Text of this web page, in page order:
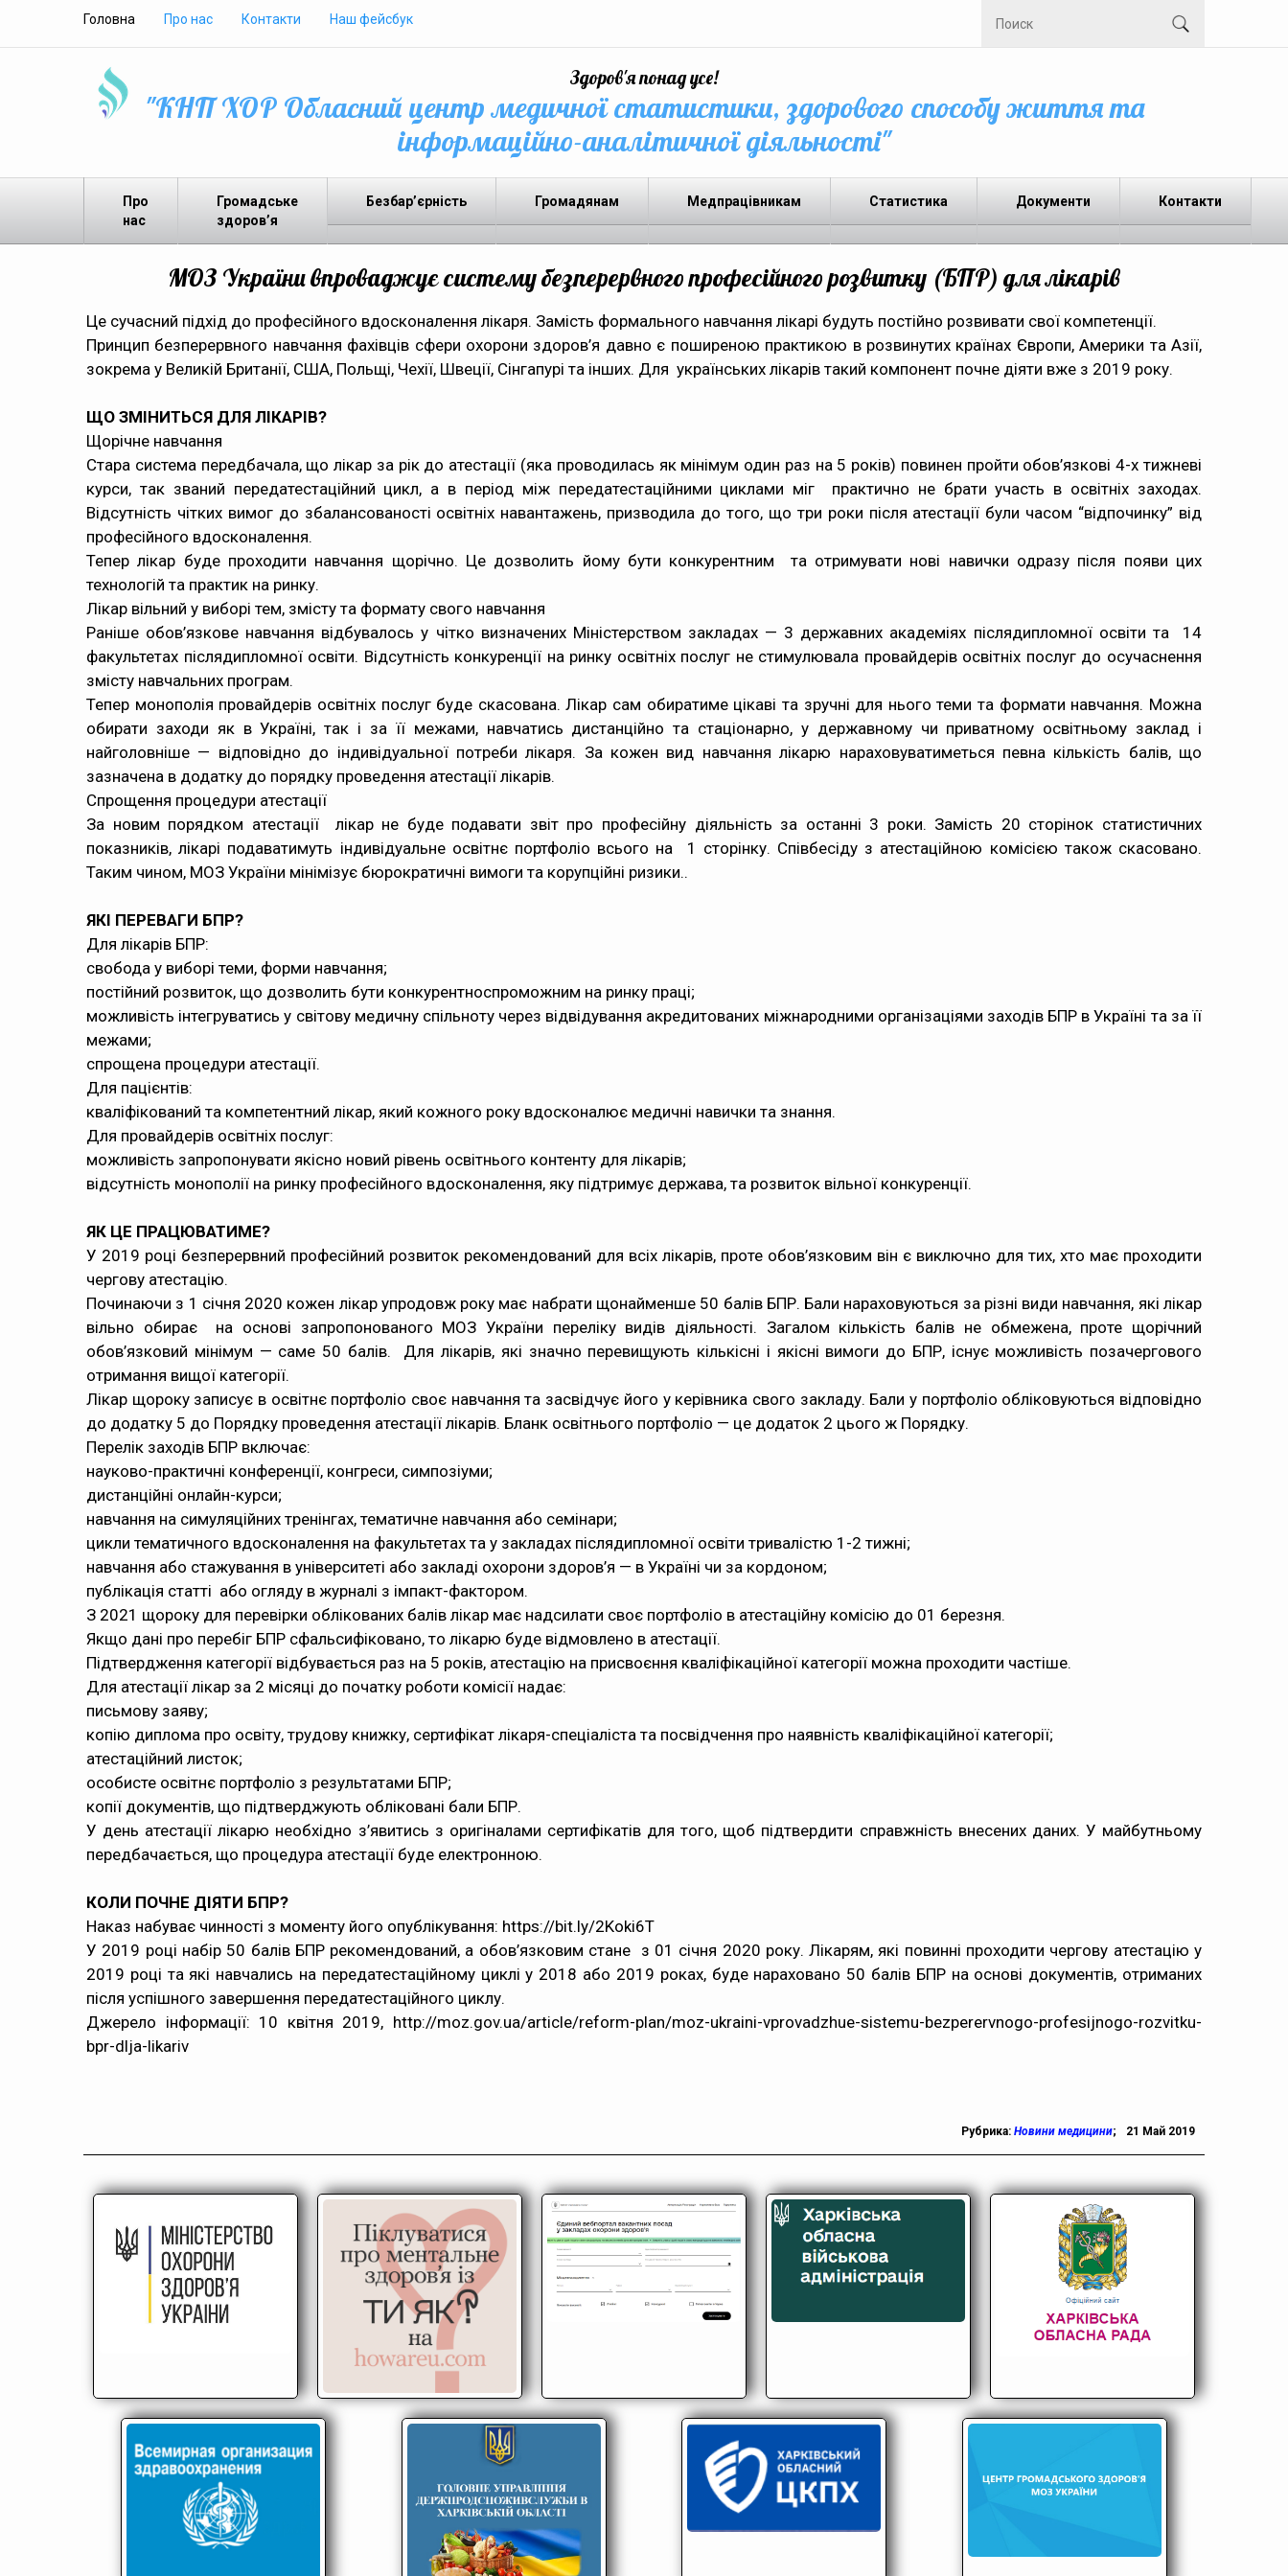
Головна Про нас Контакти Наш фейсбук
Здоров'я понад усе!
"КНП ХОР Обласний центр медичної статистики, здорового способу життя та
інформаційно-аналітичної діяльності"
Про
нас
Громадське
здоров’я
Безбар’єрність Громадянам Медпрацівникам Статистика Документи Контакти
МОЗ України впроваджує систему безперервного професійного розвитку (БПР) для лікарів
Це сучасний підхід до професійного вдосконалення лікаря. Замість формального навчання лікарі будуть постійно розвивати свої компетенції.
Принцип безперервного навчання фахівців сфери охорони здоров’я давно є поширеною практикою в розвинутих країнах Європи, Америки та Азії,
зокрема у Великій Британії, США, Польщі, Чехії, Швеції, Сінгапурі та інших. Для українських лікарів такий компонент почне діяти вже з 2019 року.
ЩО ЗМІНИТЬСЯ ДЛЯ ЛІКАРІВ?
Щорічне навчання
Стара система передбачала, що лікар за рік до атестації (яка проводилась як мінімум один раз на 5 років) повинен пройти обов’язкові 4-х тижневі
курси, так званий передатестаційний цикл, а в період між передатестаційними циклами міг практично не брати участь в освітніх заходах.
Відсутність чітких вимог до збалансованості освітніх навантажень, призводила до того, що три роки після атестації були часом “відпочинку” від
професійного вдосконалення.
Тепер лікар буде проходити навчання щорічно. Це дозволить йому бути конкурентним та отримувати нові навички одразу після появи цих
технологій та практик на ринку.
Лікар вільний у виборі тем, змісту та формату свого навчання
Раніше обов’язкове навчання відбувалось у чітко визначених Міністерством закладах — 3 державних академіях післядипломної освіти та 14
факультетах післядипломної освіти. Відсутність конкуренції на ринку освітніх послуг не стимулювала провайдерів освітніх послуг до осучаснення
змісту навчальних програм.
Тепер монополія провайдерів освітніх послуг буде скасована. Лікар сам обиратиме цікаві та зручні для нього теми та формати навчання. Можна
обирати заходи як в Україні, так і за її межами, навчатись дистанційно та стаціонарно, у державному чи приватному освітньому заклад і
найголовніше — відповідно до індивідуальної потреби лікаря. За кожен вид навчання лікарю нараховуватиметься певна кількість балів, що
зазначена в додатку до порядку проведення атестації лікарів.
Спрощення процедури атестації
За новим порядком атестації лікар не буде подавати звіт про професійну діяльність за останні 3 роки. Замість 20 сторінок статистичних
показників, лікарі подаватимуть індивідуальне освітнє портфоліо всього на 1 сторінку. Співбесіду з атестаційною комісією також скасовано.
Таким чином, МОЗ України мінімізує бюрократичні вимоги та корупційні ризики..
ЯКІ ПЕРЕВАГИ БПР?
Для лікарів БПР:
свобода у виборі теми, форми навчання;
постійний розвиток, що дозволить бути конкурентноспроможним на ринку праці;
можливість інтегруватись у світову медичну спільноту через відвідування акредитованих міжнародними організаціями заходів БПР в Україні та за її
межами;
спрощена процедури атестації.
Для пацієнтів:
кваліфікований та компетентний лікар, який кожного року вдосконалює медичні навички та знання.
Для провайдерів освітніх послуг:
можливість запропонувати якісно новий рівень освітнього контенту для лікарів;
відсутність монополії на ринку професійного вдосконалення, яку підтримує держава, та розвиток вільної конкуренції.
ЯК ЦЕ ПРАЦЮВАТИМЕ?
У 2019 році безперервний професійний розвиток рекомендований для всіх лікарів, проте обов’язковим він є виключно для тих, хто має проходити
чергову атестацію.
Починаючи з 1 січня 2020 кожен лікар упродовж року має набрати щонайменше 50 балів БПР. Бали нараховуються за різні види навчання, які лікар
вільно обирає на основі запропонованого МОЗ України переліку видів діяльності. Загалом кількість балів не обмежена, проте щорічний
обов’язковий мінімум — саме 50 балів. Для лікарів, які значно перевищують кількісні і якісні вимоги до БПР, існує можливість позачергового
отримання вищої категорії.
Лікар щороку записує в освітнє портфоліо своє навчання та засвідчує його у керівника свого закладу. Бали у портфоліо обліковуються відповідно
до додатку 5 до Порядку проведення атестації лікарів. Бланк освітнього портфоліо — це додаток 2 цього ж Порядку.
Перелік заходів БПР включає:
науково-практичні конференції, конгреси, симпозіуми;
дистанційні онлайн-курси;
навчання на симуляційних тренінгах, тематичне навчання або семінари;
цикли тематичного вдосконалення на факультетах та у закладах післядипломної освіти тривалістю 1-2 тижні;
навчання або стажування в університеті або закладі охорони здоров’я — в Україні чи за кордоном;
публікація статті або огляду в журналі з імпакт-фактором.
З 2021 щороку для перевірки облікованих балів лікар має надсилати своє портфоліо в атестаційну комісію до 01 березня.
Якщо дані про перебіг БПР сфальсифіковано, то лікарю буде відмовлено в атестації.
Підтвердження категорії відбувається раз на 5 років, атестацію на присвоєння кваліфікаційної категорії можна проходити частіше.
Для атестації лікар за 2 місяці до початку роботи комісії надає:
письмову заяву;
копію диплома про освіту, трудову книжку, сертифікат лікаря-спеціаліста та посвідчення про наявність кваліфікаційної категорії;
атестаційний листок;
особисте освітнє портфоліо з результатами БПР;
копії документів, що підтверджують обліковані бали БПР.
У день атестації лікарю необхідно з’явитись з оригіналами сертифікатів для того, щоб підтвердити справжність внесених даних. У майбутньому
передбачається, що процедура атестації буде електронною.
КОЛИ ПОЧНЕ ДІЯТИ БПР?
Наказ набуває чинності з моменту його опублікування: https://bit.ly/2Koki6T
У 2019 році набір 50 балів БПР рекомендований, а обов’язковим стане з 01 січня 2020 року. Лікарям, які повинні проходити чергову атестацію у
2019 році та які навчались на передатестаційному циклі у 2018 або 2019 роках, буде нараховано 50 балів БПР на основі документів, отриманих
після успішного завершення передатестаційного циклу.
Джерело інформації: 10 квітня 2019, http://moz.gov.ua/article/reform-plan/moz-ukraini-vprovadzhue-sistemu-bezperervnogo-profesijnogo-rozvitku-
bpr-dlja-likariv
Рубрика: Новини медицини; 21 Май 2019